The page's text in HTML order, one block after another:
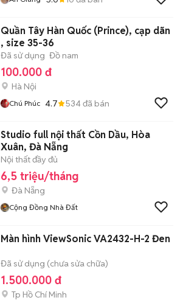
Quần Tây Hàn Quốc (Prince), cạp dãn
, size 35-36
Đã sử dụng Đồ nam
100.000 đ
Hà Nội
Chú Phúc 4.7 534đã bán
Studio full nội thất Cồn Dầu, Hòa
Xuân, Đà Nẵng
Nội thất đầy đủ
6,5 triệu/tháng
Đà Nẵng
Cộng Đồng Nhà Đất
Màn hình ViewSonic VA2432-H-2 Đen
Đã sử dụng (chưa sửa chữa)
1.500.000 đ
Tp Hồ Chí Minh